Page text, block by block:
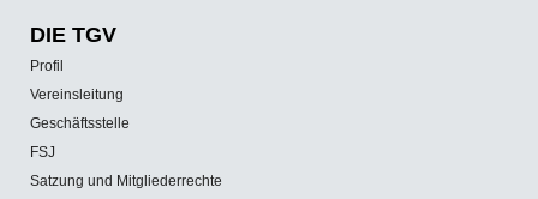
DIE TGV
Profil
Vereinsleitung
Geschäftsstelle
FSJ
Satzung und Mitgliederrechte